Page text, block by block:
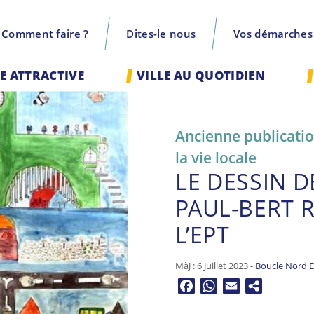
Comment faire ? Dites-le nous Vos démarches
recherche
ATTRACTIVE VILLE AU QUOTIDIEN
Ancienne
la vie locale
LE DESSIN
PAUL-BERT
L’EPT
MàJ : 6 Juillet 2023 - Boucle Nord
FacebookWhatsApp
Email